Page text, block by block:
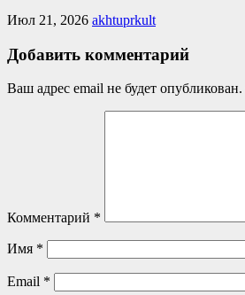
Июл 21, 2026 akhtuprkult
Добавить комментарий
Ваш адрес email не будет опубликован.
Комментарий *
Имя *
Email *